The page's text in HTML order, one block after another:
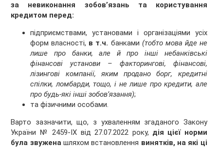
за невиконання зобов’язань та користування
кредитом перед:
підприємствами, установами і організаціями усіх
форм власності, в т.ч. банками (тобто мова йде не
лише про банки, але й про інші небанківські
фінансові установи – факторингові, фінансові,
лізингові компанії, яким продано борг, кредитні
спілки, ломбарди, тощо, і не лише про кредити, але
про будь-які інші зобов’язання);
та фізичними особами.
Варто зазначити, що, з ухваленням згаданого Закону
України № 2459-IX від 27.07.2022 року, дія цієї норми
була звуженашляхом встановлення винятків, на які ці